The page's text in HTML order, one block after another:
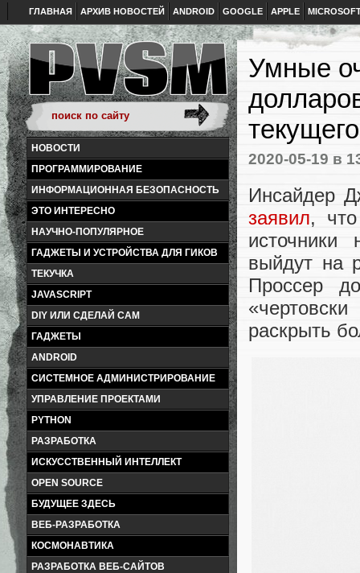
ГЛАВНАЯ АРХИВ НОВОСТЕЙ ANDROID GOOGLE APPLE
НОВОСТИ
ПРОГРАММИРОВАНИЕ
ИНФОРМАЦИОННАЯ БЕЗОПАСНОСТЬ
ЭТО ИНТЕРЕСНО
НАУЧНО-ПОПУЛЯРНОЕ
ГАДЖЕТЫ И УСТРОЙСТВА ДЛЯ ГИКОВ
ТЕКУЧКА
JAVASCRIPT
DIY ИЛИ СДЕЛАЙ САМ
ГАДЖЕТЫ
ANDROID
СИСТЕМНОЕ АДМИНИСТРИРОВАНИЕ
УПРАВЛЕНИЕ ПРОЕКТАМИ
PYTHON
РАЗРАБОТКА
ИСКУССТВЕННЫЙ ИНТЕЛЛЕКТ
OPEN SOURCE
БУДУЩЕЕ ЗДЕСЬ
ВЕБ-РАЗРАБОТКА
КОСМОНАВТИКА
РАЗРАБОТКА ВЕБ-САЙТОВ
Умные
2020-05-19 в
Инсайдер
заявил,
источники
выйдут на
Проссер
раскрыть